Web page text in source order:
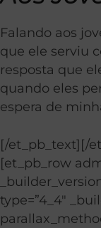
Falando aos
que ele serviu
resposta que
quando eles
espera de
[/et_pb_text][/
[et_pb_row
type=”4_4″